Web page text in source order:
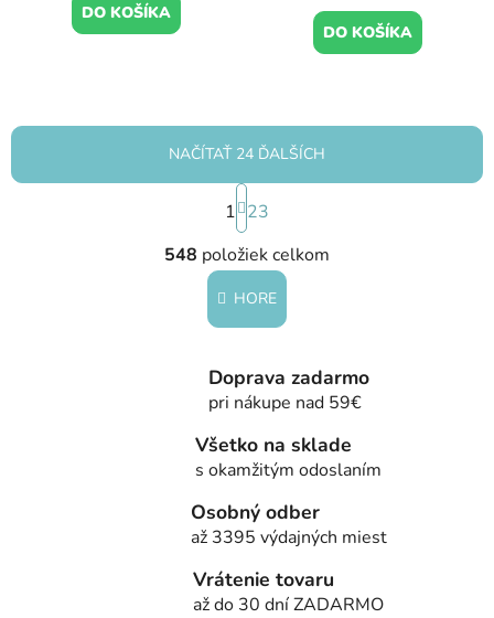
DO KOŠÍKA
DO KOŠÍKA
O
v
l
á
d
c
i
p
r
v
k
y
v
ý
NAČÍTAŤ 24 ĎALŠÍCH
S
t
r
á
n
k
n
i
1 23
548 položiek celkom
HORE
Doprava zadarmo
pri nákupe nad 59€
Všetko na sklade
s okamžitým odoslaním
Osobný odber
až 3395 výdajných miest
Vrátenie tovaru
až do 30 dní ZADARMO